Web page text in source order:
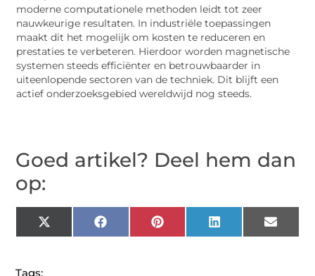
moderne computationele methoden leidt tot zeer
nauwkeurige resultaten. In industriële toepassingen
maakt dit het mogelijk om kosten te reduceren en
prestaties te verbeteren. Hierdoor worden magnetische
systemen steeds efficiënter en betrouwbaarder in
uiteenlopende sectoren van de techniek. Dit blijft een
actief onderzoeksgebied wereldwijd nog steeds.
Goed artikel? Deel hem dan
op:
X
(Twitter)
Facebook Pinterest LinkedIn Email
Tags: